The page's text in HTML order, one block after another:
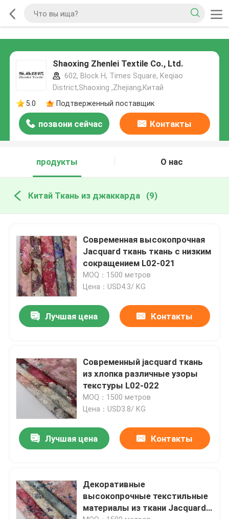
Shaoxing Zhenlei Textile Co., Ltd.
602, Block H, Times Square, Keqiao
District,Shaoxing ,Zhejiang,Китай
5.0
Подтверженный поставщик
позвони сейчас Контакты
продукты О нас
Китай Ткань из джаккарда (9)
Современная высокопрочная
Jacquard ткань ткань с низким
сокращением L02-021
MOQ：1500 метров
Цена：USD4.3/ KG
Лучшая цена Контакты
Современный jacquard ткань
из хлопка различные узоры
текстуры L02-022
MOQ：1500 метров
Цена：USD3.8/ KG
Лучшая цена Контакты
Декоративные
высокопрочные текстильные
материалы из ткани Jacquard